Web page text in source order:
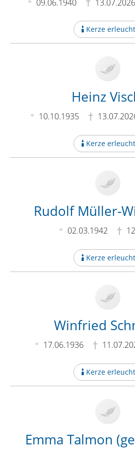
09.06.1940 13.07.2026
Kerze
Heinz
10.10.1935
Kerze
Rudolf Müller-
02.03.1942
Kerze
Winfried
17.06.1936
Kerze
Emma Talmon